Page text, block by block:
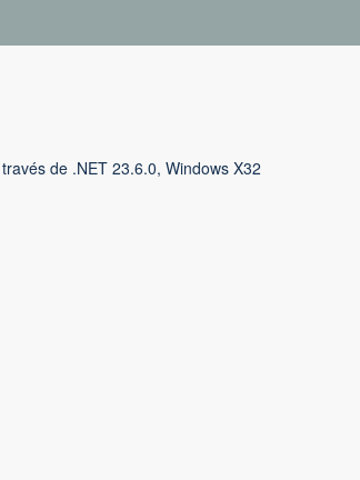
de .NET 23.6.0, Windows X32